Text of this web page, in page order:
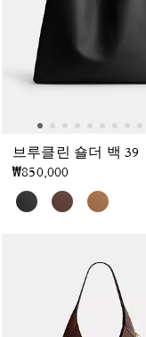
브루클린 숄더 백 39
₩850,000